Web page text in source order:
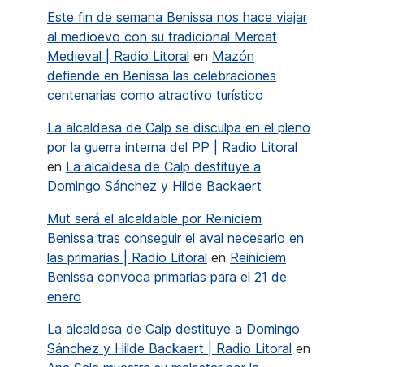
Este fin de semana Benissa nos hace viajar
al medioevo con su tradicional Mercat
Medieval | Radio Litoral en Mazón
defiende en Benissa las celebraciones
centenarias como atractivo turístico
La alcaldesa de Calp se disculpa en el pleno
por la guerra interna del PP | Radio Litoral
en La alcaldesa de Calp destituye a
Domingo Sánchez y Hilde Backaert
Mut será el alcaldable por Reiniciem
Benissa tras conseguir el aval necesario en
las primarias | Radio Litoral en Reiniciem
Benissa convoca primarias para el 21 de
enero
La alcaldesa de Calp destituye a Domingo
Sánchez y Hilde Backaert | Radio Litoral en